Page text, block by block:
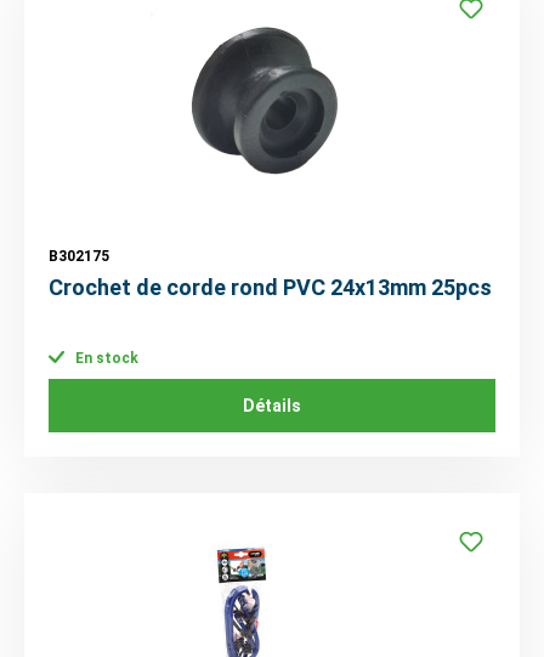
B302175
Crochet de corde rond PVC 24x13mm 25pcs
En stock
Détails